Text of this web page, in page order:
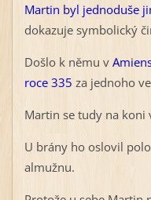
Martin byl jednoduše
dokazuje symbolický
Došlo k němu v
roce 335 za jednoho
Martin se tudy na koni
U brány ho oslovil
almužnu.